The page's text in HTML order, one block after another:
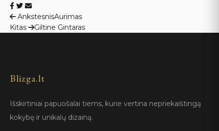
Navigacija
tarp
AnkstesnisAurimas
Kitas
Giltine Gintaras
Blizga.lt
Išskirtiniai papuošalai tiems, kurie vertina nepriekaištingą
kokybę ir unikalų dizainą.